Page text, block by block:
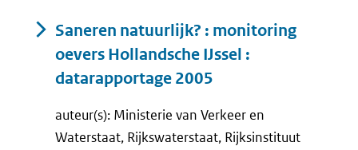
Saneren natuurlijk? : monitoring
oevers Hollandsche IJssel :
datarapportage 2005
auteur(s): Ministerie van Verkeer en
Waterstaat, Rijkswaterstaat, Rijksinstituut